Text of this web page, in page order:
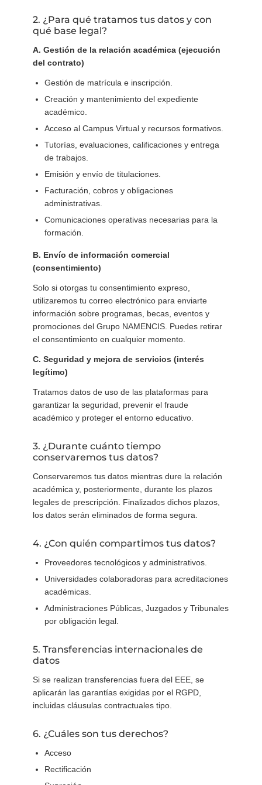
2. ¿Para qué tratamos tus datos y con
qué base legal?
A. Gestión de la relación académica (ejecución
del contrato)
Gestión de matrícula e inscripción.
Creación y mantenimiento del expediente
académico.
Acceso al Campus Virtual y recursos formativos.
Tutorías, evaluaciones, calificaciones y entrega
de trabajos.
Emisión y envío de titulaciones.
Facturación, cobros y obligaciones
administrativas.
Comunicaciones operativas necesarias para la
formación.
B. Envío de información comercial
(consentimiento)
Solo si otorgas tu consentimiento expreso,
utilizaremos tu correo electrónico para enviarte
información sobre programas, becas, eventos y
promociones del Grupo NAMENCIS. Puedes retirar
el consentimiento en cualquier momento.
C. Seguridad y mejora de servicios (interés
legítimo)
Tratamos datos de uso de las plataformas para
garantizar la seguridad, prevenir el fraude
académico y proteger el entorno educativo.
3. ¿Durante cuánto tiempo
conservaremos tus datos?
Conservaremos tus datos mientras dure la relación
académica y, posteriormente, durante los plazos
legales de prescripción. Finalizados dichos plazos,
los datos serán eliminados de forma segura.
4. ¿Con quién compartimos tus datos?
Proveedores tecnológicos y administrativos.
Universidades colaboradoras para acreditaciones
académicas.
Administraciones Públicas, Juzgados y Tribunales
por obligación legal.
5. Transferencias internacionales de
datos
Si se realizan transferencias fuera del EEE, se
aplicarán las garantías exigidas por el RGPD,
incluidas cláusulas contractuales tipo.
6. ¿Cuáles son tus derechos?
Acceso
Rectificación